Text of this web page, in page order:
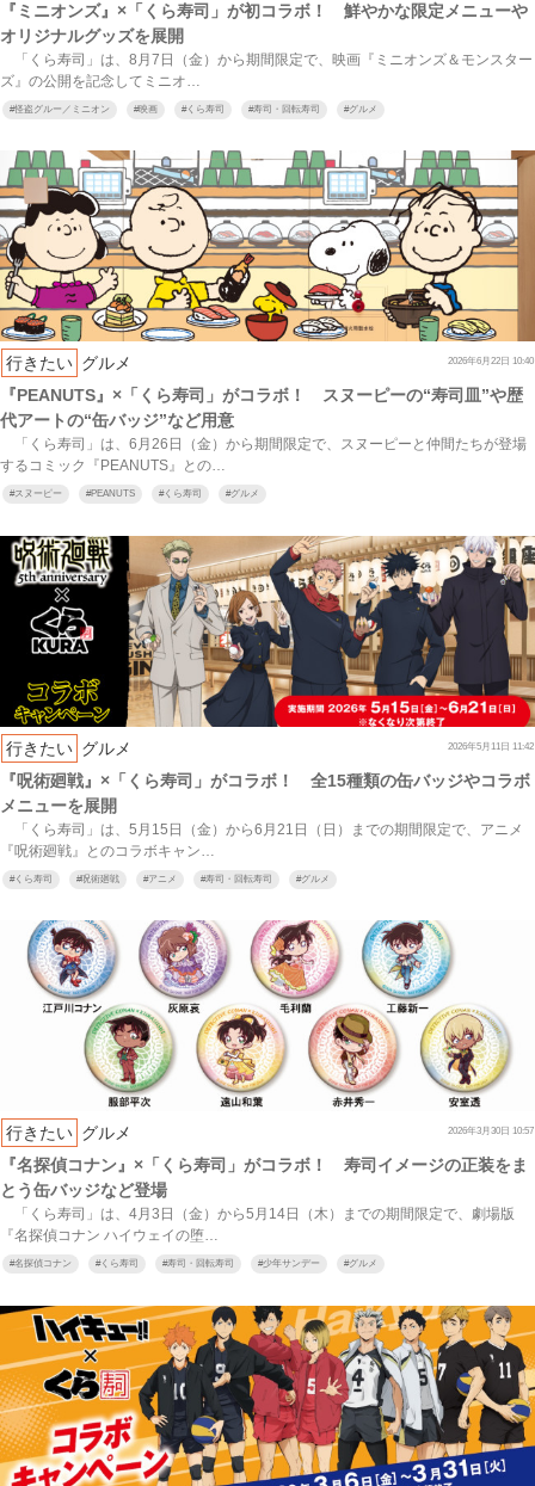
『ミニオンズ』×「くら寿司」が初コラボ！ 鮮やかな限定メニューや
オリジナルグッズを展開
「くら寿司」は、8月7日（金）から期間限定で、映画『ミニオンズ＆モンスター
ズ』の公開を記念してミニオ…
#怪盗グルー／ミニオン #映画 #くら寿司 #寿司・回転寿司 #グルメ
行きたい グルメ 2026年6月22日 10:40
『PEANUTS』×「くら寿司」がコラボ！ スヌーピーの“寿司皿”や歴
代アートの“缶バッジ”など用意
「くら寿司」は、6月26日（金）から期間限定で、スヌーピーと仲間たちが登場
するコミック『PEANUTS』との…
#スヌーピー #PEANUTS #くら寿司 #グルメ
行きたい グルメ 2026年5月11日 11:42
『呪術廻戦』×「くら寿司」がコラボ！ 全15種類の缶バッジやコラボ
メニューを展開
「くら寿司」は、5月15日（金）から6月21日（日）までの期間限定で、アニメ
『呪術廻戦』とのコラボキャン…
#くら寿司 #呪術廻戦 #アニメ #寿司・回転寿司 #グルメ
行きたい グルメ 2026年3月30日 10:57
『名探偵コナン』×「くら寿司」がコラボ！ 寿司イメージの正装をま
とう缶バッジなど登場
「くら寿司」は、4月3日（金）から5月14日（木）までの期間限定で、劇場版
『名探偵コナン ハイウェイの堕…
#名探偵コナン #くら寿司 #寿司・回転寿司 #少年サンデー #グルメ